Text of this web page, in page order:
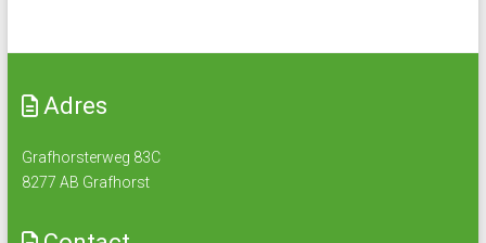
Adres
Grafhorsterweg 83C
8277 AB Grafhorst